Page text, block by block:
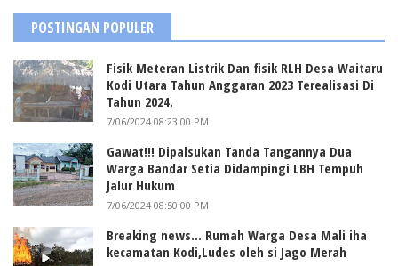
POSTINGAN POPULER
Fisik Meteran Listrik Dan fisik RLH Desa Waitaru
Kodi Utara Tahun Anggaran 2023 Terealisasi Di
Tahun 2024.
7/06/2024 08:23:00 PM
Gawat!!! Dipalsukan Tanda Tangannya Dua
Warga Bandar Setia Didampingi LBH Tempuh
Jalur Hukum
7/06/2024 08:50:00 PM
Breaking news... Rumah Warga Desa Mali iha
kecamatan Kodi,Ludes oleh si Jago Merah